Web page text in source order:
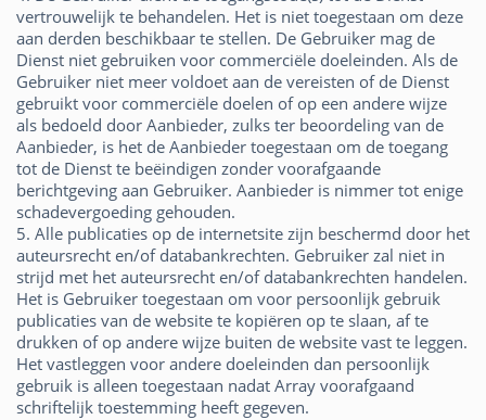
vertrouwelijk te behandelen. Het is niet toegestaan om deze
aan derden beschikbaar te stellen. De Gebruiker mag de
Dienst niet gebruiken voor commerciële doeleinden. Als de
Gebruiker niet meer voldoet aan de vereisten of de Dienst
gebruikt voor commerciële doelen of op een andere wijze
als bedoeld door Aanbieder, zulks ter beoordeling van de
Aanbieder, is het de Aanbieder toegestaan om de toegang
tot de Dienst te beëindigen zonder voorafgaande
berichtgeving aan Gebruiker. Aanbieder is nimmer tot enige
schadevergoeding gehouden.
5. Alle publicaties op de internetsite zijn beschermd door het
auteursrecht en/of databankrechten. Gebruiker zal niet in
strijd met het auteursrecht en/of databankrechten handelen.
Het is Gebruiker toegestaan om voor persoonlijk gebruik
publicaties van de website te kopiëren op te slaan, af te
drukken of op andere wijze buiten de website vast te leggen.
Het vastleggen voor andere doeleinden dan persoonlijk
gebruik is alleen toegestaan nadat Array voorafgaand
schriftelijk toestemming heeft gegeven.